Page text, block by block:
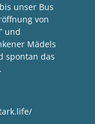
unser Bus
von
und
Mädels
spontan das